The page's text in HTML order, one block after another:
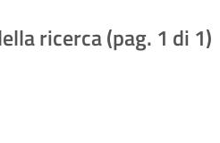
ricerca (pag. 1 di 1)